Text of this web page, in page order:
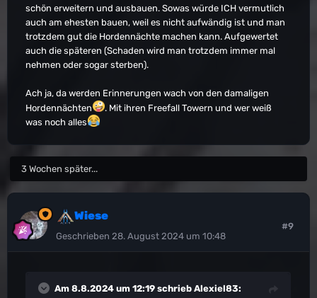
schön erweitern und ausbauen. Sowas würde ICH vermutlich
auch am ehesten bauen, weil es nicht aufwändig ist und man
trotzdem gut die Hordennächte machen kann. Aufgewertet
auch die späteren (Schaden wird man trotzdem immer mal
nehmen oder sogar sterben).
Ach ja, da werden Erinnerungen wach von den damaligen
Hordennächten
. Mit ihren Freefall Towern und wer weiß
was noch alles
3 Wochen später...
Wiese
Geschrieben 28. August 2024 um 10:48
#9
Am 8.8.2024 um 12:19 schrieb Alexiel83: